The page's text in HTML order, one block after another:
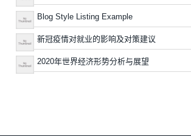
Blog Style Listing Example
新冠疫情对就业的影响及对策建议
2020年世界经济形势分析与展望